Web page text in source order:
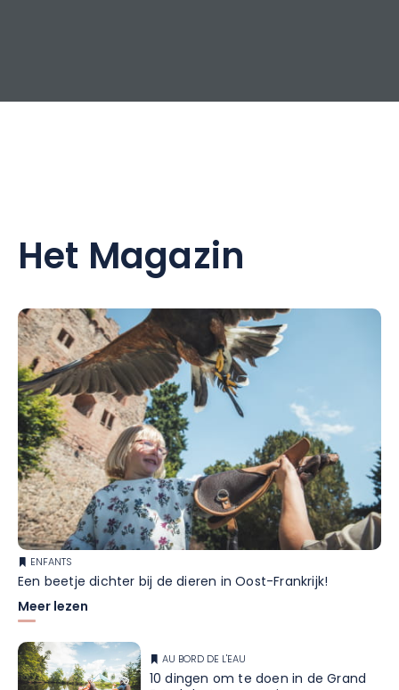
Het Magazin
ENFANTS
Een beetje dichter bij de dieren in Oost-Frankrijk!
Meer lezen
AU BORD DE L'EAU
10 dingen om te doen in de Grand